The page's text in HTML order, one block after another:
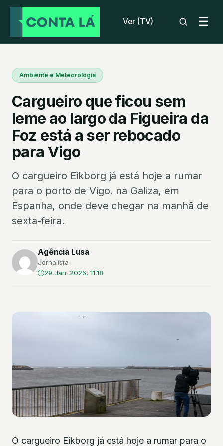
Ver (TV) ☰
Ambiente e Meteorologia
Cargueiro que ficou sem
leme ao largo da Figueira da
Foz está a ser rebocado
para Vigo
O cargueiro Eikborg já está hoje a rumar
para o porto de Vigo, na Galiza, em
Espanha, onde deve chegar na manhã de
sexta-feira.
Agência Lusa
Jornalista
29 Jan. 2026, 11:18
O cargueiro Eikborg já está hoje a rumar para o